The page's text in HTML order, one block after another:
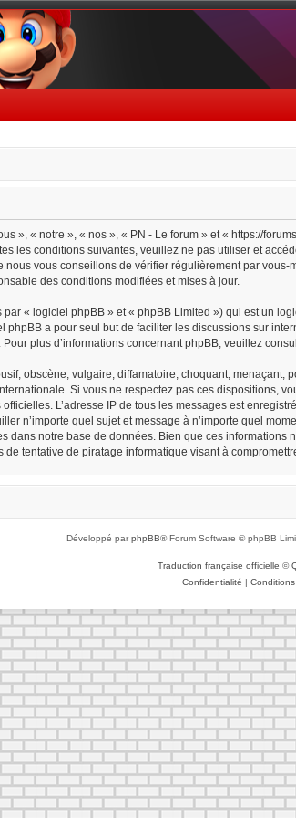
», « notre », « nos », « PN - Le forum » et « https://
les conditions suivantes, veuillez ne pas utiliser et
vous conseillons de vérifier régulièrement par
des conditions modifiées et mises à jour.
« logiciel phpBB » et « phpBB Limited ») qui est un
phpBB a pour seul but de faciliter les discussions sur
plus d’informations concernant phpBB, veuillez
obscène, vulgaire, diffamatoire, choquant,
Si vous ne respectez pas ces dispositions,
L’adresse IP de tous les messages est
n’importe quel sujet et message à n’importe quel
notre base de données. Bien que ces
tentative de piratage informatique visant à
Développé parphpBB® Forum Software © phpBB
Traduction française officielle ©
Confidentialité | Conditions